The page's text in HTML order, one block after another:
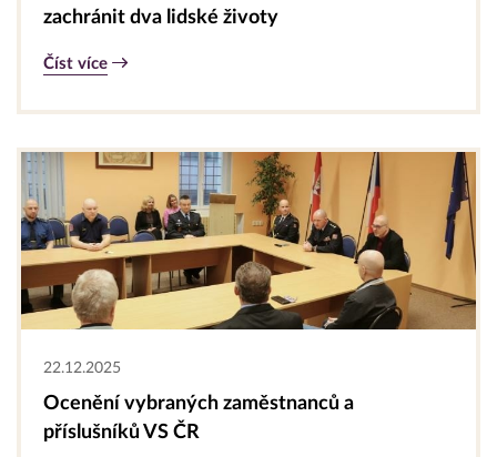
zachránit dva lidské životy
Číst více
22.12.2025
Ocenění vybraných zaměstnanců a
příslušníků VS ČR